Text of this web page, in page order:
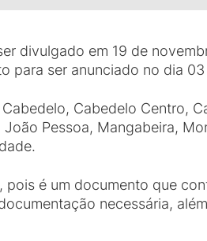
divulgado em 19 de
para ser anunciado no dia
Cabedelo Centro,
Pessoa, Mangabeira,
é um documento que
necessária,